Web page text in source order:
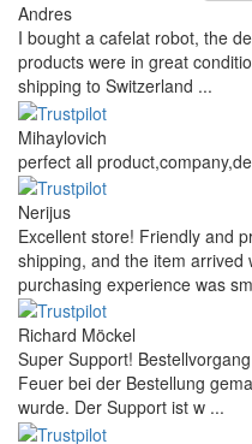
Andres
I bought a cafelat robot, the
products were in great
shipping to Switzerland ...
Mihaylovich
perfect all
Nerijus
Excellent store! Friendly and
shipping, and the item arrived
purchasing experience was
Richard Möckel
Super Support!
Feuer bei der Bestellung
wurde. Der Support ist w ...